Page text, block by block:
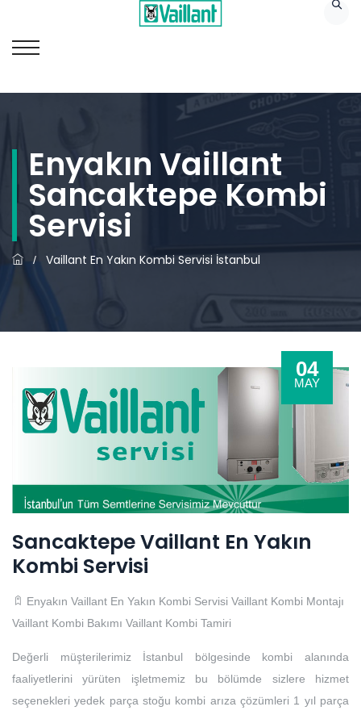
Enyakın Vaillant
Sancaktepe Kombi
Servisi
/ Vaillant En Yakın Kombi Servisi İstanbul
04
MAY
Sancaktepe Vaillant En Yakın
Kombi Servisi
Enyakın Vaillant En Yakın Kombi Servisi Vaillant Kombi Montajı
Vaillant Kombi Bakımı Vaillant Kombi Tamiri
Değerli müşterilerimiz İstanbul bölgesinde kombi alanında
faaliyetlerini yürüten işletmemiz bu bölümde sizlere hizmet
seçenekleri yedek parça stoğu kombi arıza çözümleri 1 yıl parça